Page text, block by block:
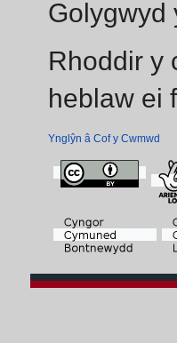
Golygwyd
Rhoddir y
heblaw ei
Ynglŷn â Cof y Cwmwd